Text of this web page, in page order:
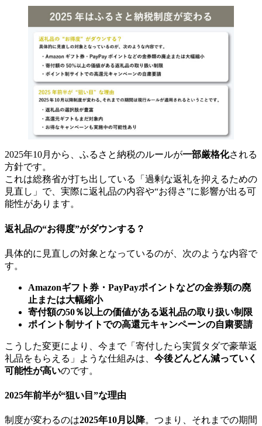
2025年10月から、ふるさと納税のルールが一部厳格化される
方針です。
これは総務省が打ち出している「過剰な返礼を抑えるための
見直し」で、実際に返礼品の内容や“お得さ”に影響が出る可
能性があります。
返礼品の“お得度”がダウンする？
具体的に見直しの対象となっているのが、次のような内容で
す。
Amazonギフト券・PayPayポイントなどの金券類の廃
止または大幅縮小
寄付額の50％以上の価値がある返礼品の取り扱い制限
ポイント制サイトでの高還元キャンペーンの自粛要請
こうした変更により、今まで「寄付したら実質タダで豪華返
礼品をもらえる」ような仕組みは、 今後どんどん減っていく
可能性が高いのです。
2025年前半が“狙い目”な理由
制度が変わるのは2025年10月以降。つまり、それまでの期間